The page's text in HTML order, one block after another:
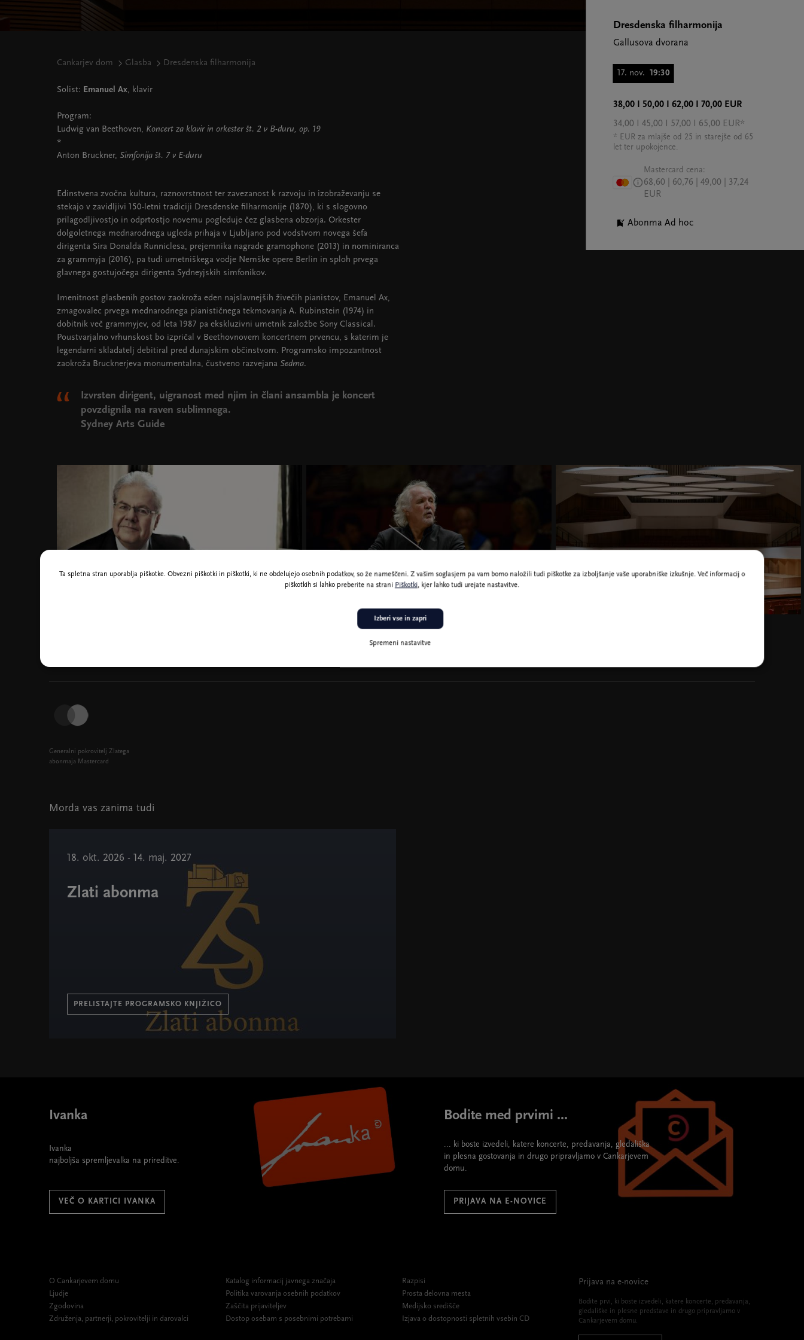
Cankarjev dom Glasba Dresdenska filharmonija
Solist: Emanuel Ax, klavir
Program:
Ludwig van Beethoven, Koncert za klavir in orkester št. 2 v B-duru, op. 19
*
Anton Bruckner, Simfonija št. 7 v E-duru
Edinstvena zvočna kultura, raznovrstnost ter zavezanost k razvoju in izobraževanju se
stekajo v zavidljivi 150-letni tradiciji Dresdenske filharmonije (1870), ki s slogovno
prilagodljivostjo in odprtostjo novemu pogleduje čez glasbena obzorja. Orkester
dolgoletnega mednarodnega ugleda prihaja v Ljubljano pod vodstvom novega šefa
dirigenta Sira Donalda Runniclesa, prejemnika nagrade gramophone (2013) in nominiranca
za grammyja (2016), pa tudi umetniškega vodje Nemške opere Berlin in sploh prvega
glavnega gostujočega dirigenta Sydneyjskih simfonikov.
Imenitnost glasbenih gostov zaokroža eden najslavnejših živečih pianistov, Emanuel Ax,
zmagovalec prvega mednarodnega pianističnega tekmovanja A. Rubinstein (1974) in
dobitnik več grammyjev, od leta 1987 pa ekskluzivni umetnik založbe Sony Classical.
Poustvarjalno vrhunskost bo izpričal v Beethovnovem koncertnem prvencu, s katerim je
legendarni skladatelj debitiral pred dunajskim občinstvom. Programsko impozantnost
zaokroža Brucknerjeva monumentalna, čustveno razvejana Sedma.
Izvrsten dirigent, uigranost med njim in člani ansambla je koncert
povzdignila na raven sublimnega.
Sydney Arts Guide
Dresdenska filharmonija
Gallusova dvorana
17. nov. 19:30
38,00 I 50,00 I 62,00 I 70,00 EUR
34,00 I 45,00 I 57,00 I 65,00 EUR*
* EUR za mlajše od 25 in starejše od 65
let ter upokojence.
Mastercard cena:
68,60 | 60,76 | 49,00 | 37,24
EUR
Abonma Ad hoc
Sir Donald Runnicles, foto Rober Kusel
Generalni pokrovitelj Zlatega
abonmaja Mastercard
Morda vas zanima tudi
18. okt. 2026 - 14. maj. 2027
Zlati abonma
PRELISTAJTE PROGRAMSKO KNJIŽICO
Ivanka
Ivanka
najboljša spremljevalka na prireditve.
VEČ O KARTICI IVANKA
Bodite med prvimi ...
... ki boste izvedeli, katere koncerte, predavanja, gledališka
in plesna gostovanja in drugo pripravljamo v Cankarjevem
domu.
PRIJAVA NA E-NOVICE
O Cankarjevem domu
Ljudje
Zgodovina
Združenja, partnerji, pokrovitelji in darovalci
Katalog informacij javnega značaja
Politika varovanja osebnih podatkov
Zaščita prijaviteljev
Dostop osebam s posebnimi potrebami
Razpisi
Prosta delovna mesta
Medijsko središče
Izjava o dostopnosti spletnih vsebin CD
Prijava na e-novice
Bodite prvi, ki boste izvedeli, katere koncerte, predavanja,
gledališke in plesne predstave in drugo pripravljamo v
Cankarjevem domu.
Ta spletna stran uporablja piškotke. Obvezni piškotki in piškotki, ki ne obdelujejo osebnih podatkov, so že nameščeni. Z vašim soglasjem pa vam bomo naložili tudi piškotke za izboljšanje vaše uporabniške izkušnje. Več informacij o
piškotkih si lahko preberite na strani Piškotki, kjer lahko tudi urejate nastavitve.
Spremeni nastavitve
Izberi vse in zapri